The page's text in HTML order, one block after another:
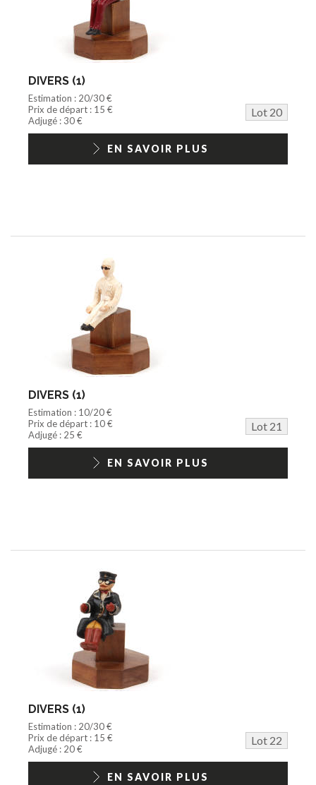
DIVERS (1)
Estimation : 20/30 €
Prix de départ : 15 €
Lot 20
Adjugé : 30 €
EN SAVOIR PLUS
DIVERS (1)
Estimation : 10/20 €
Prix de départ : 10 €
Lot 21
Adjugé : 25 €
EN SAVOIR PLUS
DIVERS (1)
Estimation : 20/30 €
Prix de départ : 15 €
Lot 22
Adjugé : 20 €
EN SAVOIR PLUS